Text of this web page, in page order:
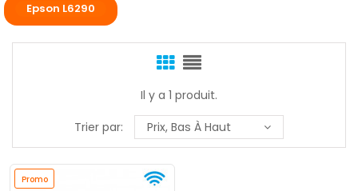
Epson L6290
Il y a 1 produit.
Trier par:
Prix, Bas À Haut
Promo